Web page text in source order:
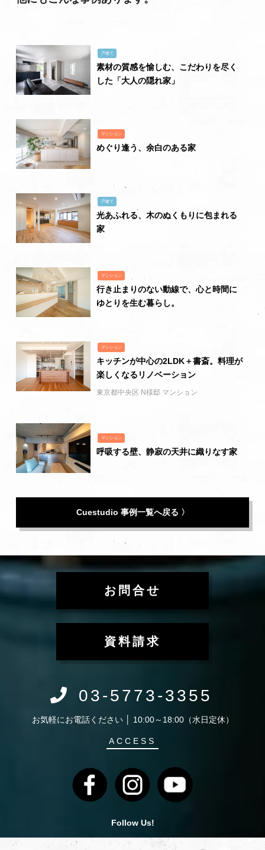
戸建て
素材の質感を愉しむ、こだわりを尽く
した「大人の隠れ家」
マンション
めぐり逢う、余白のある家
戸建て
光あふれる、木のぬくもりに包まれる
家
マンション
行き止まりのない動線で、心と時間に
ゆとりを生む暮らし。
マンション
キッチンが中心の2LDK＋書斎。料理が
楽しくなるリノベーション
東京都中央区 N様邸 マンション
マンション
呼吸する壁、静寂の天井に織りなす家
Cuestudio 事例一覧へ戻る 〉
お問合せ
資料請求
03-5773-3355
お気軽にお電話ください │ 10:00～18:00（水日定休）
ACCESS
Follow Us!